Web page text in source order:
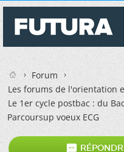
Forum
Les forums de l'orientation
Le 1er cycle postbac : du
Parcoursup voeux ECG
